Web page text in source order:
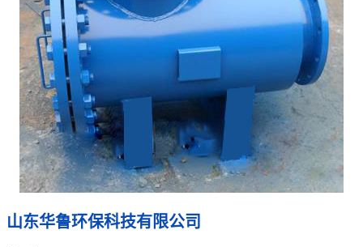
山东华鲁环保科技有限公司